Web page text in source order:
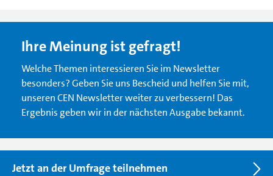
Ihre Meinung ist gefragt!
Welche Themen interessieren Sie im Newsletter
besonders? Geben Sie uns Bescheid und helfen Sie mit,
unseren CEN Newsletter weiter zu verbessern! Das
Ergebnis geben wir in der nächsten Ausgabe bekannt.
Jetzt an der Umfrage teilnehmen